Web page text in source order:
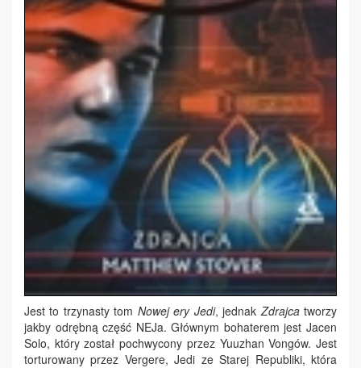
Jest to trzynasty tom Nowej ery Jedi, jednakZdrajcatworzy
jakby odrębną część NEJa. Głównym bohaterem jest Jacen
Solo, który został pochwycony przez Yuuzhan Vongów. Jest
torturowany przez Vergere, Jedi ze Starej Republiki, która